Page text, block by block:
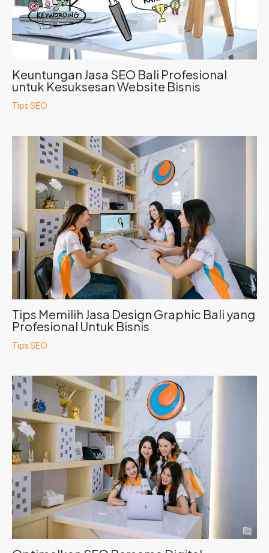
Keuntungan Jasa SEO Bali Profesional
untuk Kesuksesan Website Bisnis
Tips SEO
Tips Memilih Jasa Design Graphic Bali yang
Profesional Untuk Bisnis
Tips SEO